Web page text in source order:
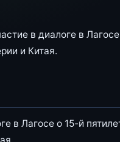
в диалоге в
и Китая.
в Лагосе о 15-й